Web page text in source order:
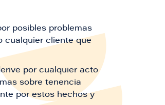
posibles problemas
cualquier cliente que
por cualquier acto
sobre tenencia
por estos hechos y